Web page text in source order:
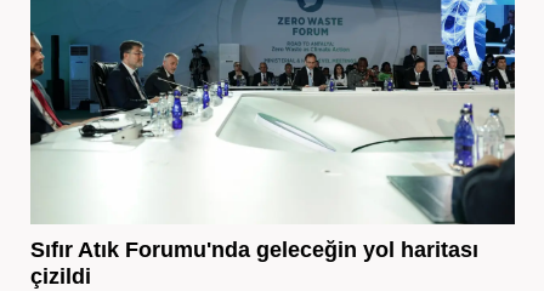
Sıfır Atık Forumu'nda geleceğin yol haritası
çizildi